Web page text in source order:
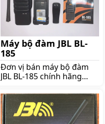
bài viết này cùng shoppos
tìm hiểu
Máy bộ đàm JBL BL-
185
Đơn vị bán máy bộ đàm
JBL BL-185 chính hãng
đàm JBL BL-185 chính
hãng đang được đông
đảo người tiêu dùng quan